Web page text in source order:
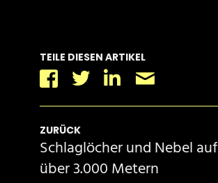
TEILE DIESEN ARTIKEL
Facebook
Twitter
Linkedin
ZURÜCK
Schlaglöcher und Nebel auf
über 3.000 Metern